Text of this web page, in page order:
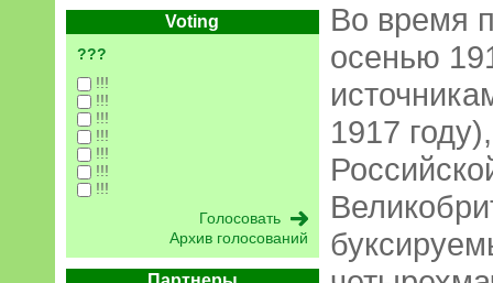
Voting
???
!!!
!!!
!!!
!!!
!!!
!!!
!!!
Архив голосований
Во время
осенью
1917